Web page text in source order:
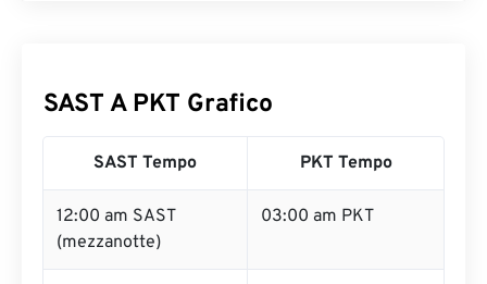
SAST A PKT Grafico
SAST Tempo PKT Tempo
12:00 am SAST
(mezzanotte)
03:00 am PKT